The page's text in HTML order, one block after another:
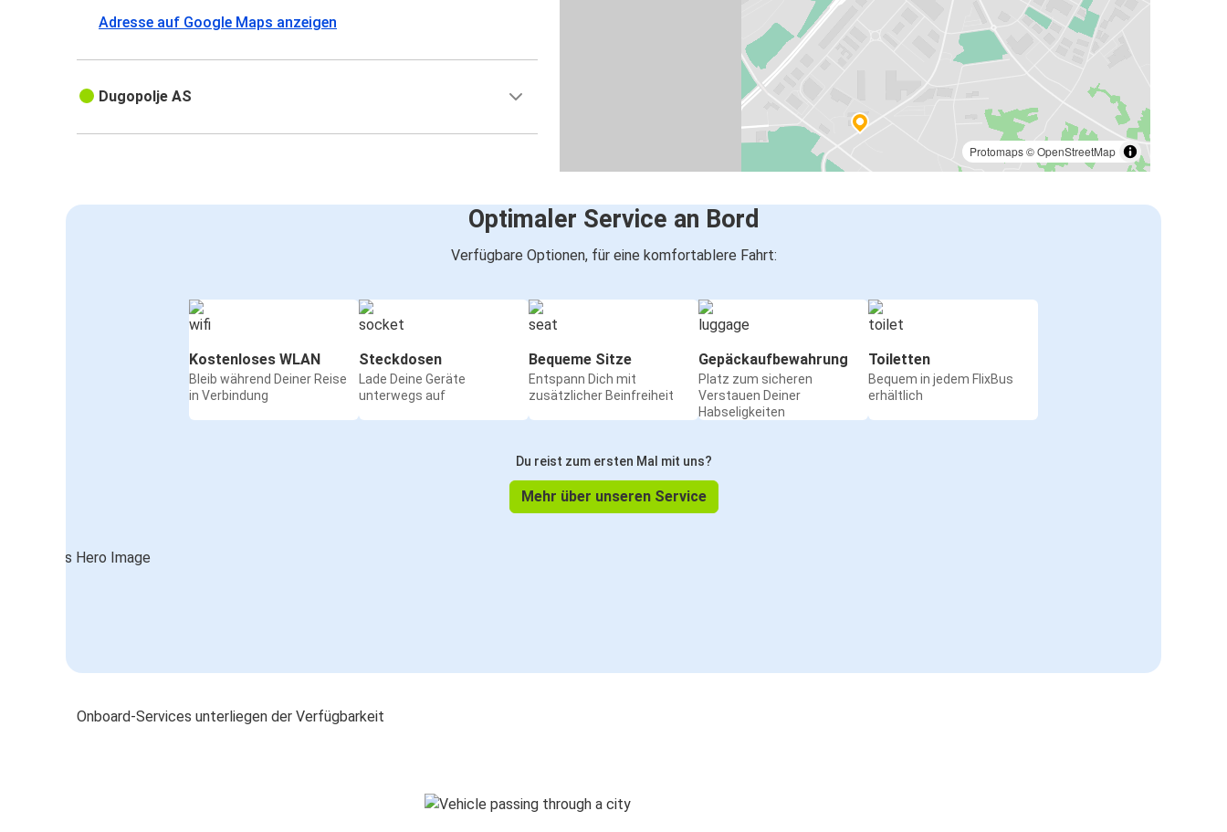
Protomaps©OpenStreetMap
Adresse auf Google Maps anzeigen
Dugopolje AS
Optimaler Service an Bord
Verfügbare Optionen, für eine komfortablere Fahrt:
Kostenloses WLAN
Bleib während Deiner Reise
in Verbindung
Steckdosen
Lade Deine Geräte
unterwegs auf
Bequeme Sitze
Entspann Dich mit
zusätzlicher Beinfreiheit
Gepäckaufbewahrung
Platz zum sicheren
Verstauen Deiner
Habseligkeiten
Toiletten
Bequem in jedem FlixBus
erhältlich
Du reist zum ersten Mal mit uns?
Mehr über unseren Service
Onboard-Services unterliegen der Verfügbarkeit